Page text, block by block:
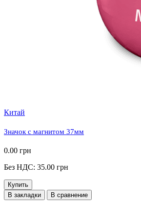
Китай
Значок с магнитом 37мм
0.00 грн
Без НДС: 35.00 грн
Купить
В закладки
В сравнение